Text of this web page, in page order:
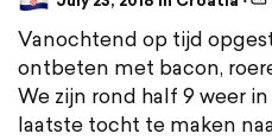
Vanochtend op tijd
ontbeten met bacon,
We zijn rond half 9 weer
laatste tocht te maken